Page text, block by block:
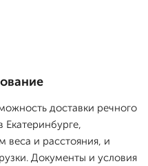
доставки речного
Екатеринбурге,
веса и расстояния, и
Документы и условия